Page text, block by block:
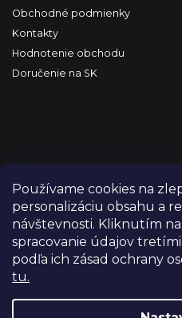
Používame cookies na
personalizáciu obsahu a
návštevnosti. Kliknutím
spracovanie údajov
podľa ich zásad ochrany
tu.
Obchodné podmienky
Kontakty
Hodnotenie obchodu
Doručenie na SK
Copyright 2026FILM-
Upraviť